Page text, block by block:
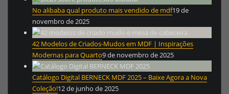
No alibaba qual produto mais vendido de mdf19 de
novembro de 2025
42 Modelos de Criados-Mudos em MDF | Inspirações
Modernas para Quarto9 de novembro de 2025
Catálogo Digital BERNECK MDF 2025 – Baixe Agora a Nova
Coleção!12 de junho de 2025